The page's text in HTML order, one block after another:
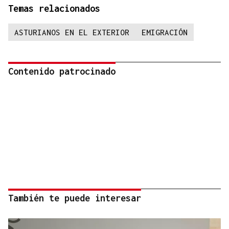
Temas relacionados
ASTURIANOS EN EL EXTERIOR EMIGRACIÓN
Contenido patrocinado
También te puede interesar